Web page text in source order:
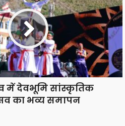
में देवभूमि सांस्कृतिक
का भव्य समापन